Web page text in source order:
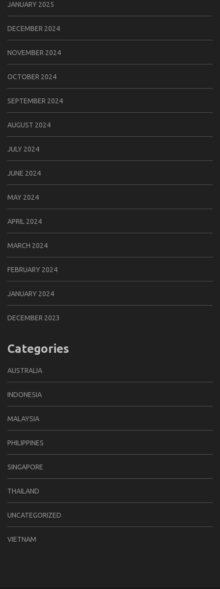
JANUARY 2025
DECEMBER 2024
NOVEMBER 2024
OCTOBER 2024
SEPTEMBER 2024
AUGUST 2024
JULY 2024
JUNE 2024
MAY 2024
APRIL 2024
MARCH 2024
FEBRUARY 2024
JANUARY 2024
DECEMBER 2023
Categories
AUSTRALIA
INDONESIA
MALAYSIA
PHILIPPINES
SINGAPORE
THAILAND
UNCATEGORIZED
VIETNAM